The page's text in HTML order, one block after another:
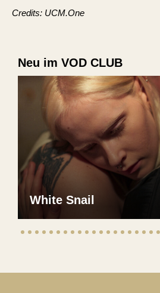
Credits: UCM.One
Neu im VOD CLUB
White Snail